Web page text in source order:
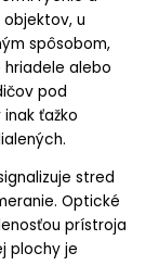
u
spôsobom,
alebo
pod
ťažko
stred
Optické
prístroja
plochy je